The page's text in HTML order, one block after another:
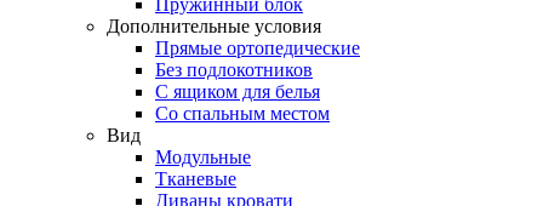
Пружинный блок
Дополнительные условия
Прямые ортопедические
Без подлокотников
С ящиком для белья
Со спальным местом
Вид
Модульные
Тканевые
Диваны кровати